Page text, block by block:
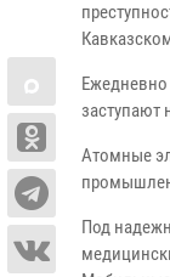
Ежедневно
заступают
Атомные
Под